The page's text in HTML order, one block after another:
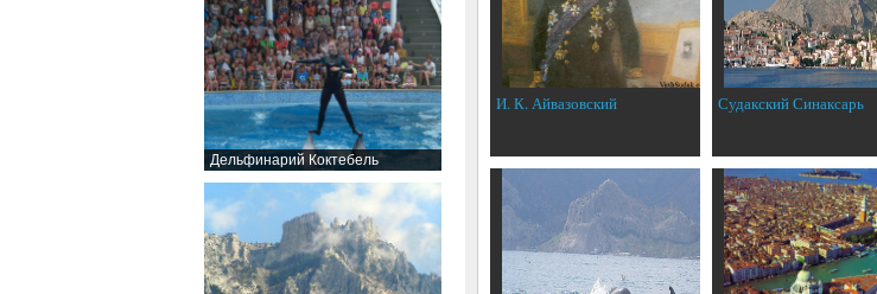
Дельфинарий Коктебель
И. К. Айвазовский Судакский Синаксарь